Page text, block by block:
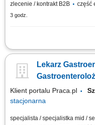
zlecenie / kontrakt B2B
część
3 godz.
prowadzenie konsultacji i
współpraca z personelem
Lekarz
Klient portalu Praca.pl
stacjonarna
specjalista / specjalistka mid /